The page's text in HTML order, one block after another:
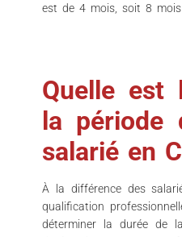
est de 4 mois, soit 8
Quelle est
la période
salarié en
À la différence des
qualification
déterminer la durée de